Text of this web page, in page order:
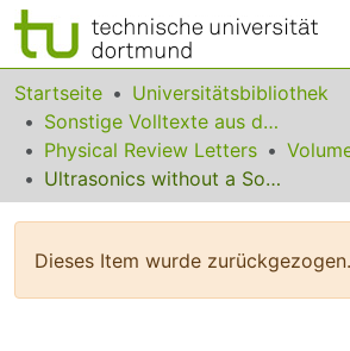
Bereiche & Sammlungen
Das gesamte Repositorium
Statistiken
Startseite
Universitätsbibliothek
Sonstige Volltexte aus dem Bibliotheksangebot
Physical Review Letters
Ultrasonics without a Source: Thermal Fluctuation Correlations at MHz Frequencies
Dieses Item wurde zurückgezogen.